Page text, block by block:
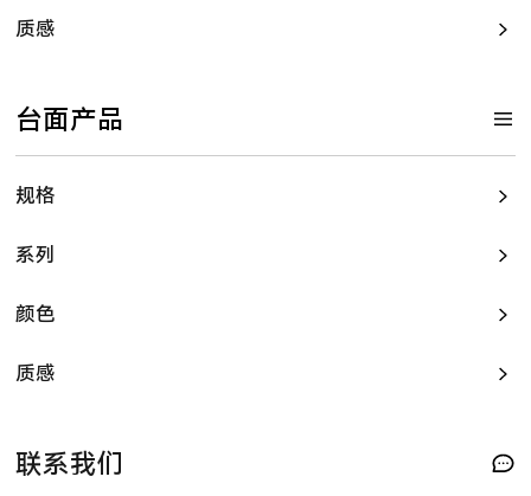
质感
台面产品
规格
系列
颜色
质感
联系我们